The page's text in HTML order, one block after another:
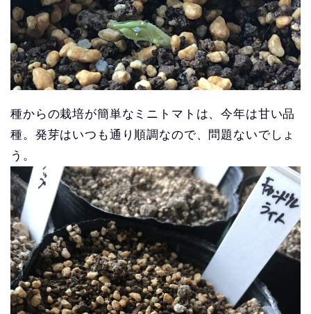
種からの栽培が簡単なミニトマトは、今年は甘い品
種。発芽はいつも通り順調なので、問題ないでしょ
う。